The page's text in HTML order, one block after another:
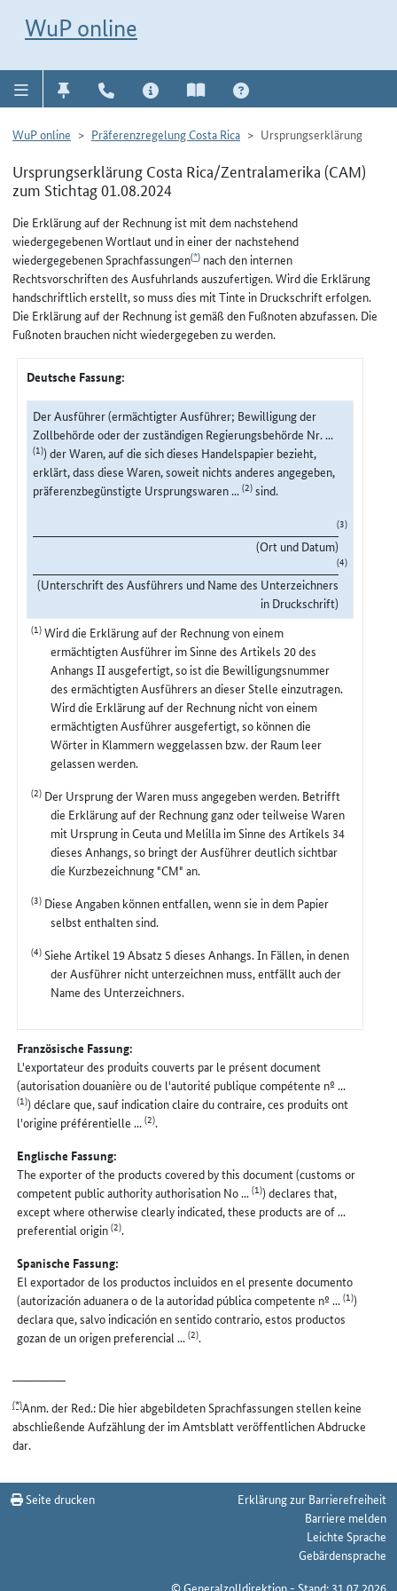
WuP online
WuP online Präferenzregelung Costa Rica Ursprungserklärung
Ursprungserklärung Costa Rica/Zentralamerika (CAM)
zum Stichtag 01.08.2024
Die Erklärung auf der Rechnung ist mit dem nachstehend
wiedergegebenen Wortlaut und in einer der nachstehend
wiedergegebenen Sprachfassungen(*) nach den internen
Rechtsvorschriften des Ausfuhrlands auszufertigen. Wird die Erklärung
handschriftlich erstellt, so muss dies mit Tinte in Druckschrift erfolgen.
Die Erklärung auf der Rechnung ist gemäß den Fußnoten abzufassen. Die
Fußnoten brauchen nicht wiedergegeben zu werden.
Deutsche Fassung:
Der Ausführer (ermächtigter Ausführer; Bewilligung der
Zollbehörde oder der zuständigen Regierungsbehörde Nr. ...
(1)) der Waren, auf die sich dieses Handelspapier bezieht,
erklärt, dass diese Waren, soweit nichts anderes angegeben,
präferenzbegünstigte Ursprungswaren ...(2)sind.
(3)
(Ort und Datum)
(4)
(Unterschrift des Ausführers und Name des Unterzeichners
in Druckschrift)
(1)Wird die Erklärung auf der Rechnung von einem
ermächtigten Ausführer im Sinne des Artikels 20 des
Anhangs II ausgefertigt, so ist die Bewilligungsnummer
des ermächtigten Ausführers an dieser Stelle einzutragen.
Wird die Erklärung auf der Rechnung nicht von einem
ermächtigten Ausführer ausgefertigt, so können die
Wörter in Klammern weggelassen bzw. der Raum leer
gelassen werden.
(2) Der Ursprung der Waren muss angegeben werden. Betrifft
die Erklärung auf der Rechnung ganz oder teilweise Waren
mit Ursprung in Ceuta und Melilla im Sinne des Artikels 34
dieses Anhangs, so bringt der Ausführer deutlich sichtbar
die Kurzbezeichnung "CM" an.
(3) Diese Angaben können entfallen, wenn sie in dem Papier
selbst enthalten sind.
(4)Siehe Artikel 19 Absatz 5 dieses Anhangs. In Fällen, in denen
der Ausführer nicht unterzeichnen muss, entfällt auch der
Name des Unterzeichners.
Französische Fassung:
L'exportateur des produits couverts par le présent document
(autorisation douanière ou de l'autorité publique compétente nº ...
(1)) déclare que, sauf indication claire du contraire, ces produits ont
l'origine préférentielle ...(2).
Englische Fassung:
The exporter of the products covered by this document (customs or
competent public authority authorisation No ...(1)) declares that,
except where otherwise clearly indicated, these products are of ...
preferential origin(2).
Spanische Fassung:
El exportador de los productos incluidos en el presente documento
(autorización aduanera o de la autoridad pública competente nº ...(1))
declara que, salvo indicación en sentido contrario, estos productos
gozan de un origen preferencial ...(2).
(*)Anm. der Red.: Die hier abgebildeten Sprachfassungen stellen keine
abschließende Aufzählung der im Amtsblatt veröffentlichen Abdrucke
dar.
Seite drucken
Erklärung zur Barrierefreiheit
Barriere melden
Leichte Sprache
Gebärdensprache
© Generalzolldirektion - Stand: 31.07.2026